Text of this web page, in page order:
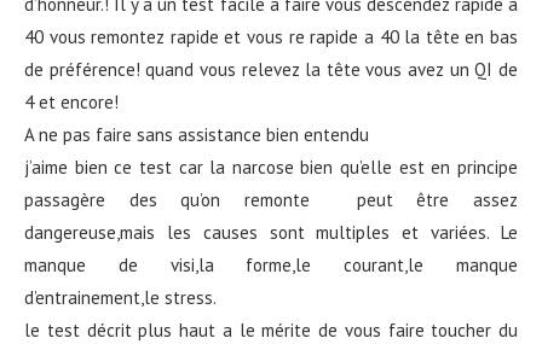
d’honneur.! Il y a un test facile a faire vous descendez rapide a
40 vous remontez rapide et vous re rapide a 40 la tête en bas
de préférence! quand vous relevez la tête vous avez un QI de
4 et encore!
A ne pas faire sans assistance bien entendu
j’aime bien ce test car la narcose bien qu’elle est en principe
passagère des qu’on remonte peut être assez
dangereuse,mais les causes sont multiples et variées. Le
manque de visi,la forme,le courant,le manque
d’entrainement,le stress.
le test décrit plus haut a le mérite de vous faire toucher du